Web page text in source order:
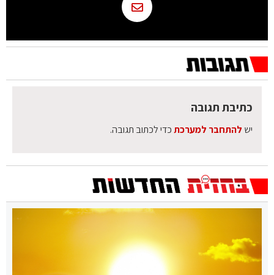
כתיבת תגובה
יש להתחבר למערכתכדי לכתוב תגובה.